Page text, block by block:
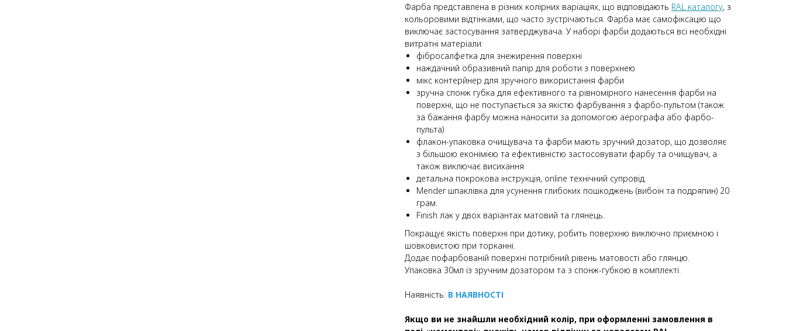
Фарба представлена ​​в різних колірних варіаціях, що відповідають RAL каталогу, з
кольоровими відтінками, що часто зустрічаються. Фарба має самофіксацію що
виключає застосування затверджувача. У наборі фарби додаються всі необхідні
витратні матеріали:
фібросалфетка для знежирення поверхні
наждачний образивний папір для роботи з поверхнею
мікс контерйнер для зручного використання фарби
зручна спонж губка для ефективного та рівномірного нанесення фарби на
поверхні, що не поступається за якістю фарбування з фарбо-пультом (також
за бажання фарбу можна наносити за допомогою аерографа або фарбо-
пульта)
флакон-упаковка очищувача та фарби мають зручний дозатор, що дозволяє
з більшою еконімією та ефективністю застосовувати фарбу та очищувач, а
також виключає висихання
детальна покрокова інструкція, online технічний супровід.
Mender шпаклівка для усунення глибоких пошкоджень (вибоїн та подряпин) 20
грам.
Finish лак у двох варіантах матовий та глянець.
Покращує якість поверхні при дотику, робить поверхню виключно приємною і
шовковистою при торканні.
Додає пофарбованій поверхні потрібний рівень матовості або глянцю.
Упаковка 30мл із зручним дозатором та з спонж-губкою в комплекті.
Наявність: В НАЯВНОСТІ
Якщо ви не знайшли необхідний колір, при оформленні замовлення в